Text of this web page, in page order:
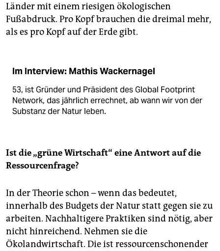
Länder mit einem riesigen ökologischen
Fußabdruck. Pro Kopf brauchen die dreimal mehr,
als es pro Kopf auf der Erde gibt.
Im Interview: Mathis Wackernagel
53, ist Gründer und Präsident des Global Footprint
Network, das jährlich errechnet, ab wann wir von der
Substanz der Natur leben.
Ist die „grüne Wirtschaft“ eine Antwort auf die
Ressourcenfrage?
In der Theorie schon – wenn das bedeutet,
innerhalb des Budgets der Natur statt gegen sie zu
arbeiten. Nachhaltigere Praktiken sind nötig, aber
nicht hinreichend. Nehmen sie die
Ökolandwirtschaft. Die ist ressourcenschonender